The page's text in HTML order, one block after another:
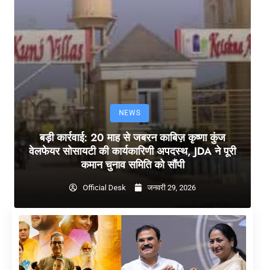
NEWS
बड़ी कार्रवाई: 20 माह से जबरन काबिज़ कृष्णा कुंज
वेलफेयर सोसायटी की कार्यकारिणी अपदस्थ, JDA ने पूरी
कमान चुनाव समिति को सौंपी
Official Desk जनवरी 29, 2026